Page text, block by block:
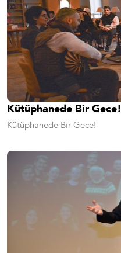
Kütüphanede Bir Gece!
Kütüphanede Bir Gece!